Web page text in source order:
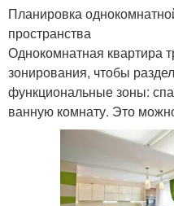
Планировка
пространства
Однокомнатная квартира
зонирования, чтобы
функциональные зоны:
ванную комнату. Это